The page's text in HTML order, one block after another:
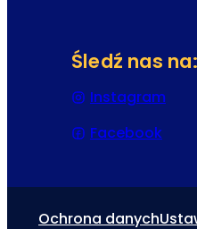
Śledź nas na:
Instagram
Facebook
Ochrona danych